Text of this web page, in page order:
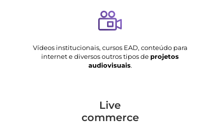
Vídeos institucionais, cursos EAD, conteúdo para
internet e diversos outros tipos de projetos
audiovisuais.
Live
commerce